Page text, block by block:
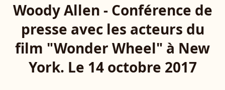
Woody Allen - Conférence de
presse avec les acteurs du
film "Wonder Wheel" à New
York. Le 14 octobre 2017